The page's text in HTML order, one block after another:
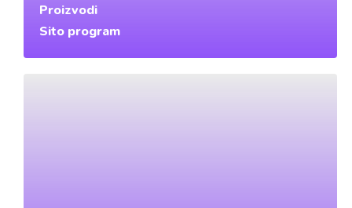
Proizvodi
Sito program